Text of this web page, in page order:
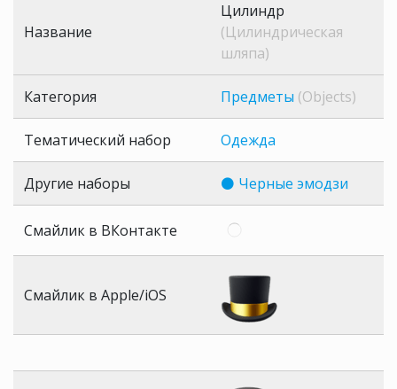
Название
Цилиндр
(Цилиндрическая
шляпа)
Категория Предметы (Objects)
Тематический набор Одежда
Другие наборы ⚫ Черные эмодзи
Смайлик в ВКонтакте
Смайлик в Apple/iOS